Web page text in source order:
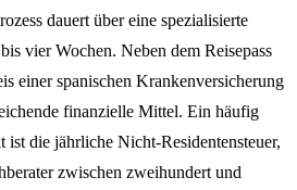
dauert über eine spezialisierte
vier Wochen. Neben dem Reisepass
einer spanischen Krankenversicherung
finanzielle Mittel. Ein häufig
ist die jährliche Nicht-Residentensteuer,
zwischen zweihundert und